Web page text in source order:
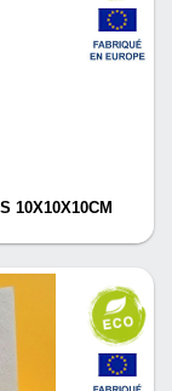
10X10X10CM